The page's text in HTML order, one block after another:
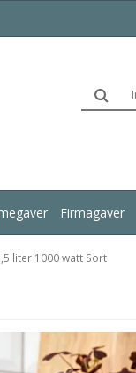
Firmagaver
liter 1000 watt Sort